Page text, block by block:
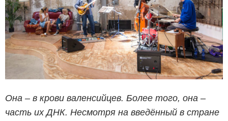
Она – в крови валенсийцев. Более того, она –
часть их ДНК. Несмотря на введённый в стране